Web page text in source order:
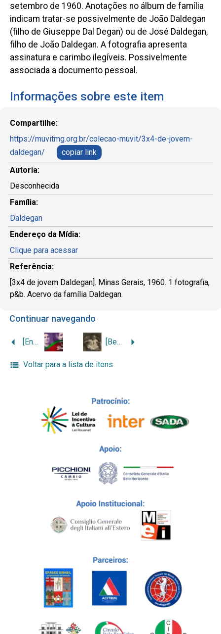
setembro de 1960. Anotações no álbum de família
indicam tratar-se possivelmente de João Daldegan
(filho de Giuseppe Dal Degan) ou de José Daldegan,
filho de João Daldegan. A fotografia apresenta
assinatura e carimbo ilegíveis. Possivelmente
associada a documento pessoal.
Informações sobre este item
Compartilhe:
https://muvitmg.org.br/colecao-muvit/3x4-de-jovem-
daldegan/
copiar link
Autoria:
Desconhecida
Família:
Daldegan
Endereço da Mídia:
Clique para acessar
Referência:
[3x4 de jovem Daldegan]. Minas Gerais, 1960. 1 fotografia,
p&b. Acervo da família Daldegan.
Continuar navegando
[Entrevista com Rogério Basso] [Bebê da família Daldegan]
Voltar para a lista de itens